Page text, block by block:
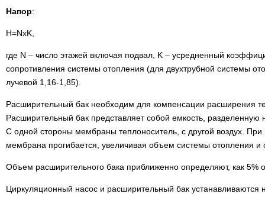
Напор:
H=NxK,
где N – число этажей включая подвал, K – усредненный
сопротивления системы отопления (для двухтрубной системы
лучевой 1,16-1,85).
Расширительный бак необходим для компенсации расширения
Расширительный бак представляет собой емкость,
С одной стороны мембраны теплоноситель, с другой воздух.
мембрана прогибается, увеличивая объем системы отопления и
Объем расширительного бака приближенно определяют, как 5%
Циркуляционный насос и расширительный бак устанавливаются